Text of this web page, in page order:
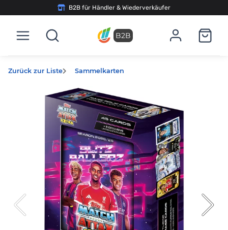
B2B für Händler & Wiederverkäufer
B2B
Zurück zur Liste Sammelkarten